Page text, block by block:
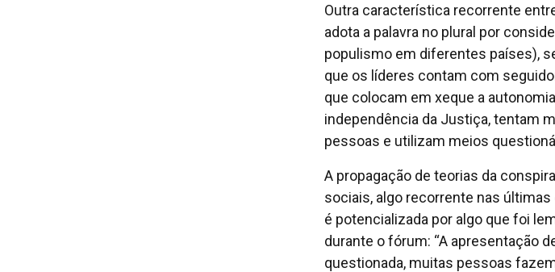
Outra característica recorrente
adota a palavra no plural por
populismo em diferentes países),
que os líderes contam com
que colocam em xeque a
independência da Justiça, tentam
pessoas e utilizam meios
A propagação de teorias da
sociais, algo recorrente nas
é potencializada por algo que foi
durante o fórum: “A apresentação
questionada, muitas pessoas